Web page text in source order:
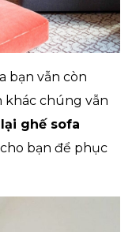
bạn vẫn còn
khác chúng vẫn
ghế sofa
bạn để phục